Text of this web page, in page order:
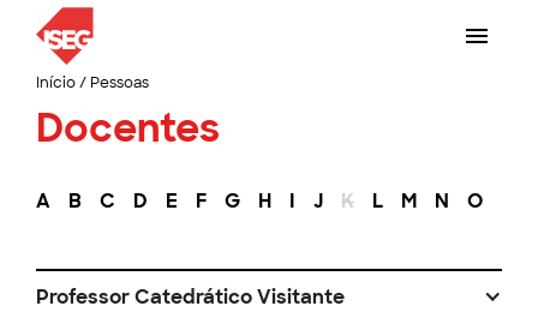
Início/ Pessoas
Docentes
A B C D E F G H I J K L M N O
Professor Catedrático Visitante